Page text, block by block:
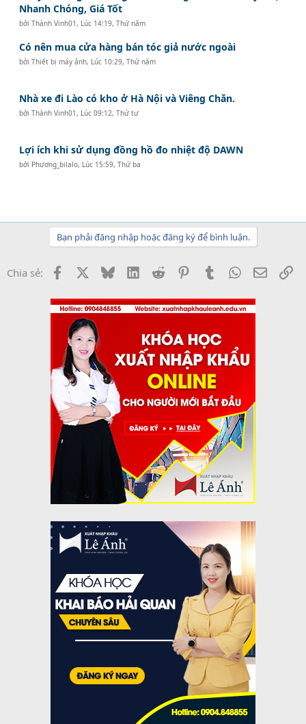
Nhanh Chóng, Giá Tốt
bởiThành Vinh01 , Lúc 14:19, Thứ năm
Có nên mua cửa hàng bán tóc giả nước ngoài
bởiThiết bị máy ảnh, Lúc 10:29, Thứ năm
Nhà xe đi Lào có kho ở Hà Nội và Viêng Chăn.
bởiThành Vinh01 , Lúc 09:12, Thứ tư
Lợi ích khi sử dụng đồng hồ đo nhiệt độ DAWN
bởi Phương_bilalo, Lúc 15:59, Thứ ba
Bạn phải đăng nhập hoặc đăng ký để bình luận.
Chia sẻ: Facebook BlueskyLinkedInReddit PinterestTumblrWhatsApp
Email